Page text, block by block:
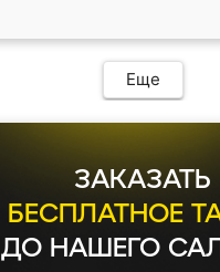
Еще
ЗАКАЗАТЬ
БЕСПЛАТНОЕ
ДО НАШЕГО